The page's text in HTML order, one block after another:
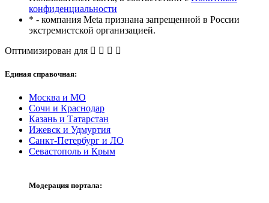
конфиденциальности
* - компания Meta признана запрещенной в России
экстремистской организацией.
Оптимизирован для
Единая справочная:
Москва и МО
Сочи и Краснодар
Казань и Татарстан
Ижевск и Удмуртия
Санкт-Петербург и ЛО
Севастополь и Крым
Модерация портала: